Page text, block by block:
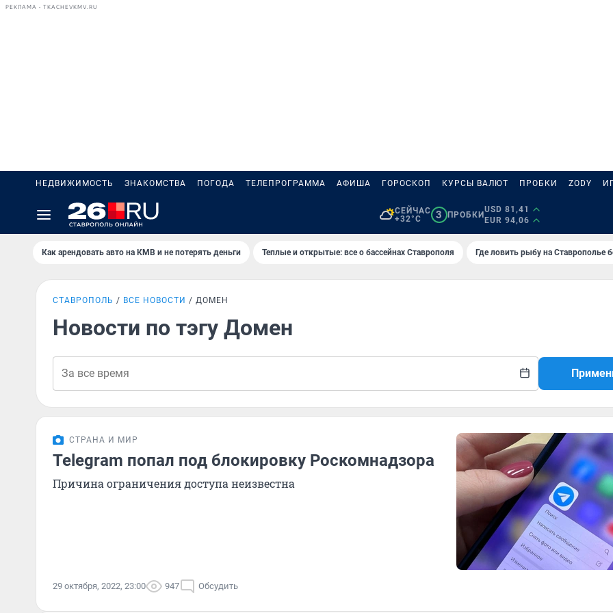
РЕКЛАМА • TKACHEVKMV.RU
НЕДВИЖИМОСТЬ ЗНАКОМСТВА ПОГОДА ТЕЛЕПРОГРАММА АФИША ГОРОСКОП КУРСЫ ВАЛЮТ ПРОБКИ ZODY
СЕЙЧАС
+32°C
3 ПРОБКИ
USD 81,41
EUR 94,06
Как арендовать авто на КМВ и не потерять деньги Теплые и открытые: все о бассейнах Ставрополя Где ловить рыбу на Ставрополье
СТАВРОПОЛЬ ВСЕ НОВОСТИ ДОМЕН
Новости по тэгу Домен
СТРАНА И МИР
Telegram попал под блокировку Роскомнадзора
Причина ограничения доступа неизвестна
29 октября, 2022, 23:00 947 Обсудить